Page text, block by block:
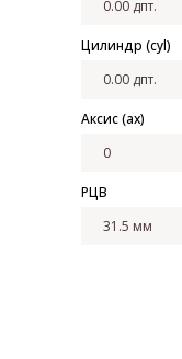
Цилиндр (cyl)
Аксис (ax)
РЦВ